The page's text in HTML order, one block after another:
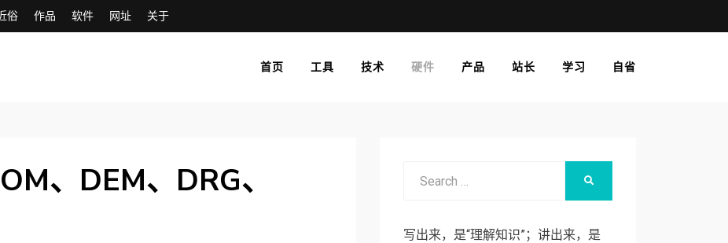
俗 作品 软件 网址 关于
首页 工具 技术 硬件 产品 站长 学习 自省
、DEM、DRG、
写出来，是“理解知识”；讲出来，是